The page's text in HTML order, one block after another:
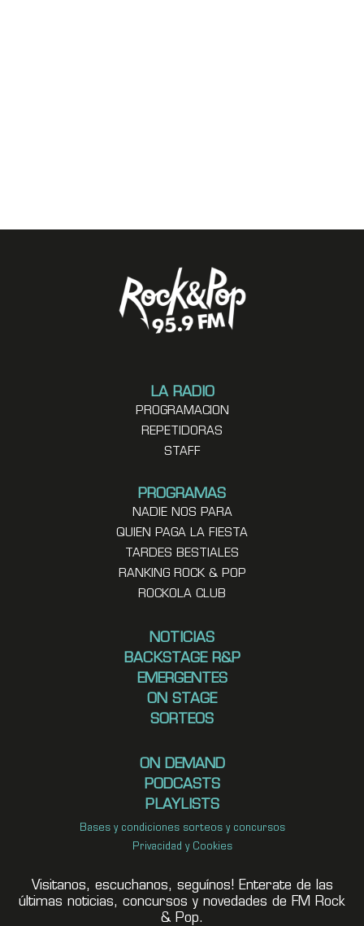
LA RADIO
PROGRAMACION
REPETIDORAS
STAFF
PROGRAMAS
NADIE NOS PARA
QUIEN PAGA LA FIESTA
TARDES BESTIALES
RANKING ROCK & POP
ROCKOLA CLUB
NOTICIAS
BACKSTAGE R&P
EMERGENTES
ON STAGE
SORTEOS
ON DEMAND
PODCASTS
PLAYLISTS
Bases y condiciones sorteos y concursos
Privacidad y Cookies
Visitanos, escuchanos, seguínos! Enterate de las
últimas noticias, concursos y novedades de FM Rock
& Pop.